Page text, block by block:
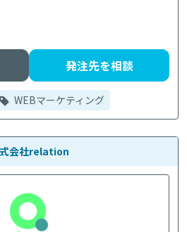
発注先を相談
WEBマーケティング
会社relation